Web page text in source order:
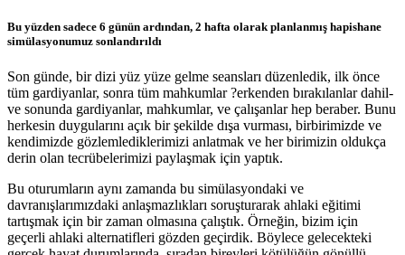
Bu yüzden sadece 6 günün ardından, 2 hafta olarak planlanmış hapishane
simülasyonumuz sonlandırıldı
Son günde, bir dizi yüz yüze gelme seansları düzenledik, ilk önce
tüm gardiyanlar, sonra tüm mahkumlar ?erkenden bırakılanlar dahil-
ve sonunda gardiyanlar, mahkumlar, ve çalışanlar hep beraber. Bunu
herkesin duygularını açık bir şekilde dışa vurması, birbirimizde ve
kendimizde gözlemlediklerimizi anlatmak ve her birimizin oldukça
derin olan tecrübelerimizi paylaşmak için yaptık.
Bu oturumların aynı zamanda bu simülasyondaki ve
davranışlarımızdaki anlaşmazlıkları soruşturarak ahlaki eğitimi
tartışmak için bir zaman olmasına çalıştık. Örneğin, bizim için
geçerli ahlaki alternatifleri gözden geçirdik. Böylece gelecekteki